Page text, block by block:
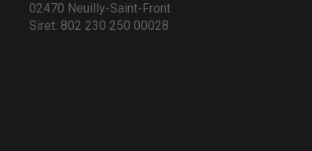
02470 Neuilly-Saint-Front
Siret: 802 230 250 00028